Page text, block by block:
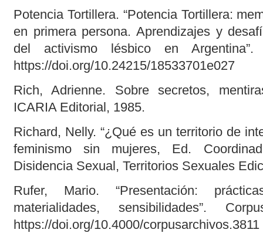
Potencia Tortillera. “Potencia Tortillera:
en primera persona. Aprendizajes y
del activismo lésbico en
https://doi.org/10.24215/18533701e027
Rich, Adrienne. Sobre secretos,
ICARIA Editorial, 1985.
Richard, Nelly. “¿Qué es un territorio de
feminismo sin mujeres, Ed.
Disidencia Sexual, Territorios Sexuales
Rufer, Mario. “Presentación:
materialidades, sensibilidades”.
https://doi.org/10.4000/corpusarchivos.3811